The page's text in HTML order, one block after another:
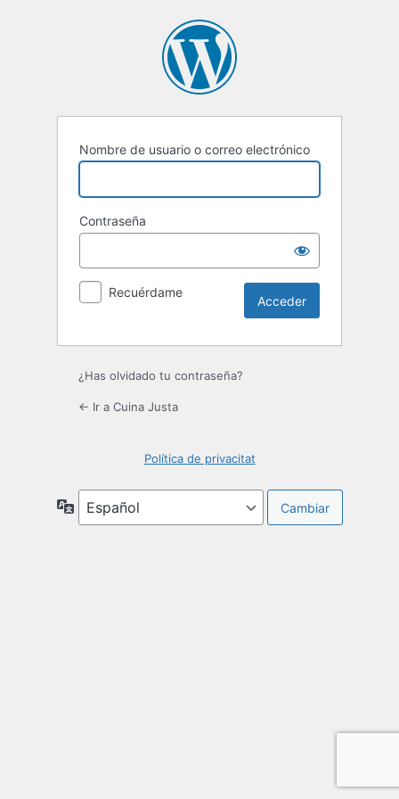
Nombre de usuario o correo electrónico
Contraseña
Recuérdame
¿Has olvidado tu contraseña?
← Ir a Cuina Justa
Política de privacitat
Idioma